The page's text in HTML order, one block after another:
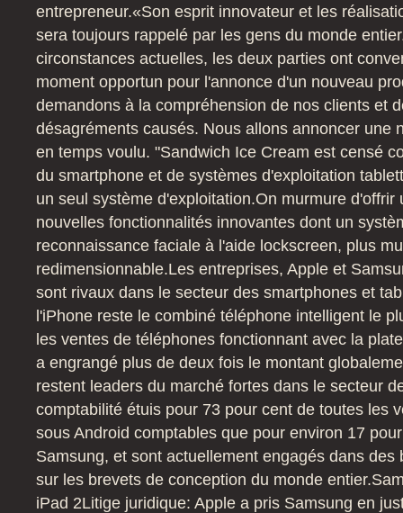
entrepreneur.«Son esprit innovateur et les
sera toujours rappelé par les gens du monde
circonstances actuelles, les deux parties ont
moment opportun pour l'annonce d'un nouveau
demandons à la compréhension de nos clients et
désagréments causés. Nous allons annoncer une
en temps voulu. "Sandwich Ice Cream est censé
du smartphone et de systèmes d'exploitation
un seul système d'exploitation.On murmure d'offrir
nouvelles fonctionnalités innovantes dont un
reconnaissance faciale à l'aide lockscreen, plus
redimensionnable.Les entreprises, Apple et
sont rivaux dans le secteur des smartphones et
l'iPhone reste le combiné téléphone intelligent le
les ventes de téléphones fonctionnant avec la
a engrangé plus de deux fois le montant
restent leaders du marché fortes dans le secteur
comptabilité étuis pour 73 pour cent de toutes les
sous Android comptables que pour environ 17
Samsung, et sont actuellement engagés dans des
sur les brevets de conception du monde entier.
iPad 2Litige juridique: Apple a pris Samsung en